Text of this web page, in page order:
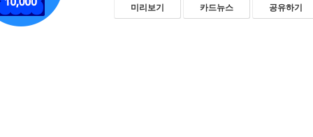
미리보기 카드뉴스 공유하기